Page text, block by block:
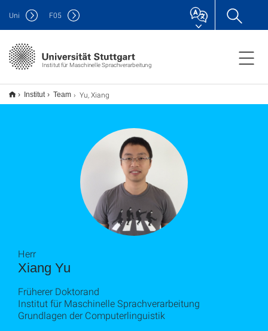
Institut für Maschinelle Sprachverarbeitung
Uni F05
Institut Team Yu, Xiang
Xiang Yu
Herr
Früherer Doktorand
Institut für Maschinelle Sprachverarbeitung
Grundlagen der Computerlinguistik